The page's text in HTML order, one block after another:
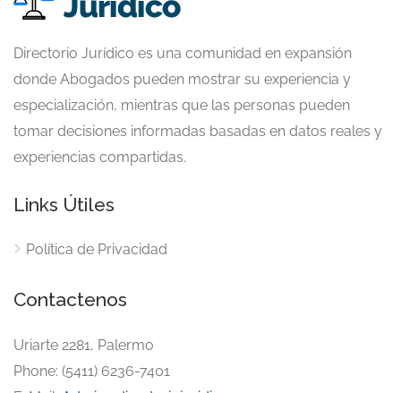
Directorio Jurídico es una comunidad en expansión
donde Abogados pueden mostrar su experiencia y
especialización, mientras que las personas pueden
tomar decisiones informadas basadas en datos reales y
experiencias compartidas.
Links Útiles
Política de Privacidad
Contactenos
Uriarte 2281, Palermo
Phone: (5411) 6236-7401